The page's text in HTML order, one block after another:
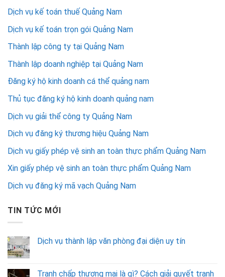
Dịch vụ kế toán thuế Quảng Nam
Dịch vụ kế toán trọn gói Quảng Nam
Thành lập công ty tại Quảng Nam
Thành lập doanh nghiệp tại Quảng Nam
Đăng ký hộ kinh doanh cá thể quảng nam
Thủ tục đăng ký hộ kinh doanh quảng nam
Dịch vụ giải thể công ty Quảng Nam
Dịch vụ đăng ký thương hiệu Quảng Nam
Dịch vụ giấy phép vệ sinh an toàn thực phẩm Quảng Nam
Xin giấy phép vệ sinh an toàn thực phẩm Quảng Nam
Dịch vụ đăng ký mã vạch Quảng Nam
TIN TỨC MỚI
Dịch vụ thành lập văn phòng đại diện uy tín
Tranh chấp thương mại là gì? Cách giải quyết tranh